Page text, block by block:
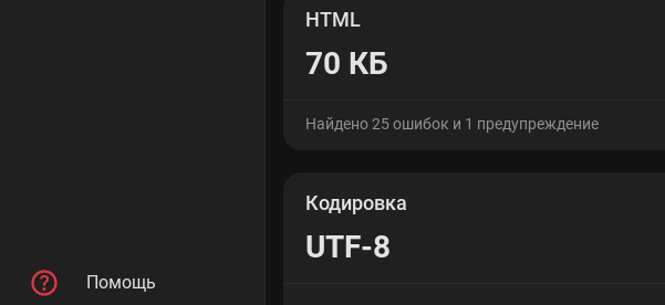
Помощь
HTML
70 КБ
Найдено 25 ошибок и 1 предупреждение
Кодировка
UTF-8